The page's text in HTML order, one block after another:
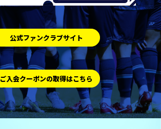
公式ファンクラブサイト
ご入会クーポンの取得はこちら